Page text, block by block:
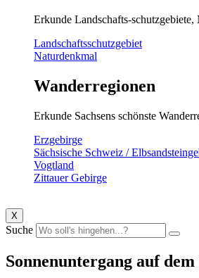
Erkunde Landschafts-
Landschaftsschutzgebiet
Naturdenkmal
Wanderregionen
Erkunde Sachsens schönste
Erzgebirge
Sächsische Schweiz /
Vogtland
Zittauer Gebirge
X
Suche
Sonnenuntergang auf